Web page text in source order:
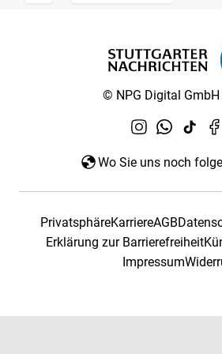
© NPG Digital
Wo Sie uns noch
PrivatsphäreKarriereAGB
Erklärung zur Barrierefreiheit
Impressum